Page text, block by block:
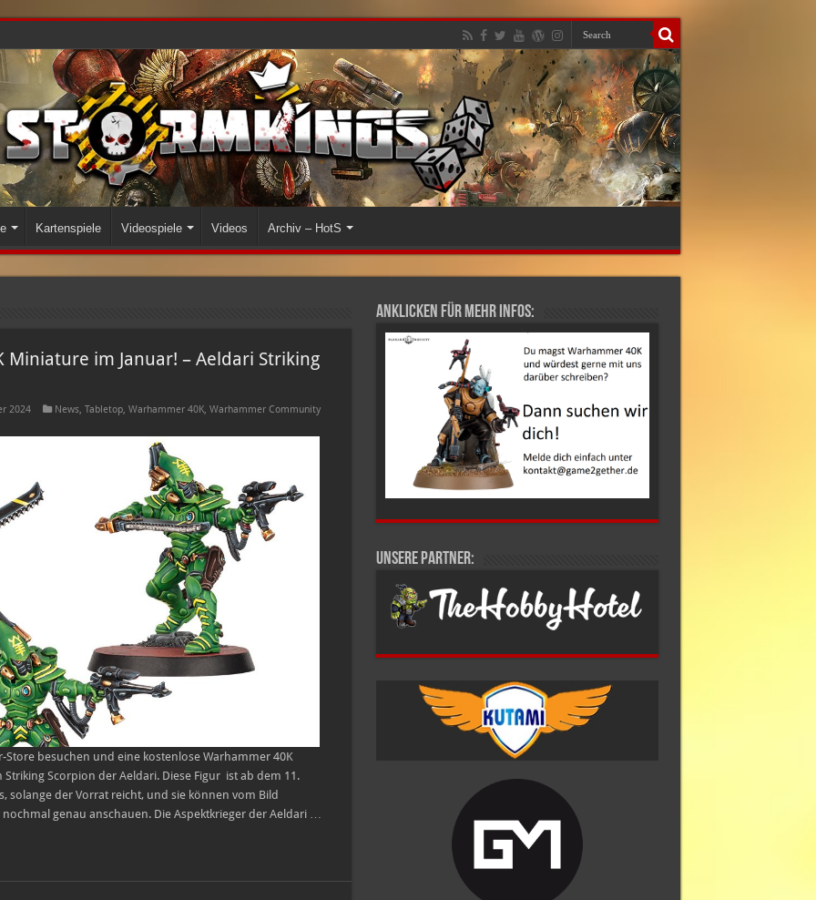
Kartenspiele Videospiele Videos Archiv – HotS
Miniature im Januar! – Aeldari Striking
2024 News, Tabletop, Warhammer 40K, Warhammer Community
besuchen und eine kostenlose Warhammer 40K
Scorpion der Aeldari. Diese Figur ist ab dem 11.
solange der Vorrat reicht, und sie können vom Bild
genau anschauen. Die Aspektkrieger der Aeldari …
Anklicken für mehr Infos:
Unsere Partner: